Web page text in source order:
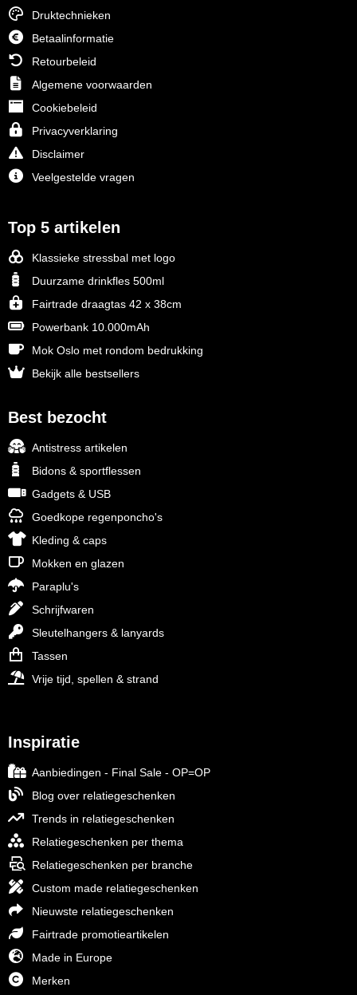
Druktechnieken
Betaalinformatie
Retourbeleid
Algemene voorwaarden
Cookiebeleid
Privacyverklaring
Disclaimer
Veelgestelde vragen
Top 5 artikelen
Klassieke stressbal met logo
Duurzame drinkfles 500ml
Fairtrade draagtas 42 x 38cm
Powerbank 10.000mAh
Mok Oslo met rondom bedrukking
Bekijk alle bestsellers
Best bezocht
Antistress artikelen
Bidons & sportflessen
Gadgets & USB
Goedkope regenponcho's
Kleding & caps
Mokken en glazen
Paraplu's
Schrijfwaren
Sleutelhangers & lanyards
Tassen
Vrije tijd, spellen & strand
Inspiratie
Aanbiedingen - Final Sale - OP=OP
Blog over relatiegeschenken
Trends in relatiegeschenken
Relatiegeschenken per thema
Relatiegeschenken per branche
Custom made relatiegeschenken
Nieuwste relatiegeschenken
Fairtrade promotieartikelen
Made in Europe
Merken